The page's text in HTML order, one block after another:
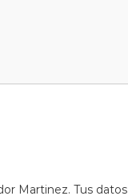
Martinez. Tus datos